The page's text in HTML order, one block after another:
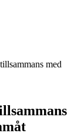
med